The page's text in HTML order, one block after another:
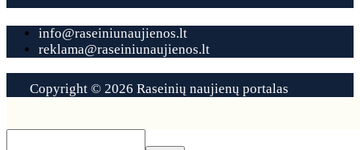
info@raseiniunaujienos.lt
reklama@raseiniunaujienos.lt
Copyright © 2026 Raseinių naujienų portalas
Contact